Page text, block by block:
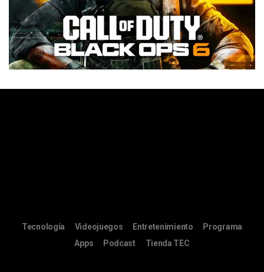
Tecnología Videojuegos Entretenimiento
Programa
Apps
Podcast Tienda TEC